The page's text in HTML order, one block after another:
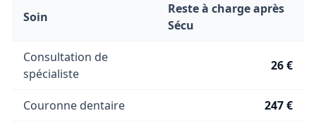
Soin
Reste à charge après
Sécu
Consultation de
spécialiste
26 €
Couronne dentaire 247 €